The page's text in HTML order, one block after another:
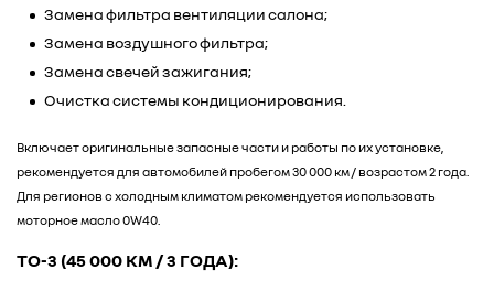
Замена фильтра вентиляции салона;
Замена воздушного фильтра;
Замена свечей зажигания;
Очистка системы кондиционирования.
Включает оригинальные запасные части и работы по их установке,
рекомендуется для автомобилей пробегом 30 000 км / возрастом 2 года.
Для регионов с холодным климатом рекомендуется использовать
моторное масло 0W40.
ТО-3 (45 000 КМ / 3 ГОДА):